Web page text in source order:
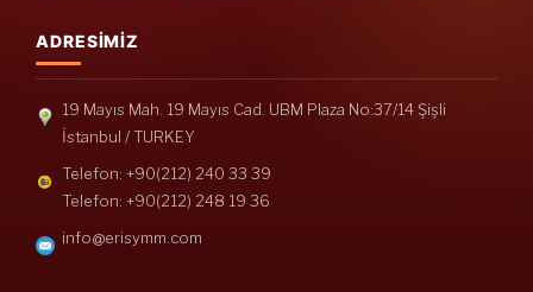
ADRESIMIZ
19 Mayıs Mah. 19 Mayıs Cad. UBM Plaza No:37/14 Şişli
İstanbul / TURKEY
Telefon: +90(212) 240 33 39
Telefon: +90(212) 248 19 36
info@erisymm.com